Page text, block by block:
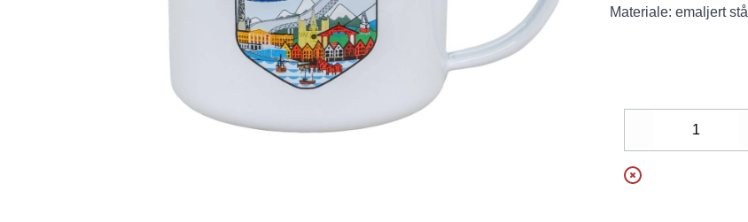
Materiale: emaljert stål
Decrease